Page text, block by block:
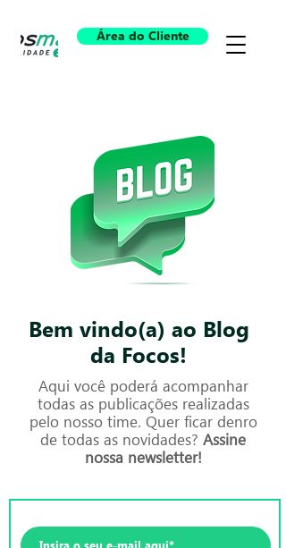
Área do Cliente
Bem vindo(a) ao Blog
da Focos!
Aqui você poderá acompanhar
todas as publicações realizadas
pelo nosso time. Quer ficar denro
de todas as novidades? Assine
nossa newsletter!